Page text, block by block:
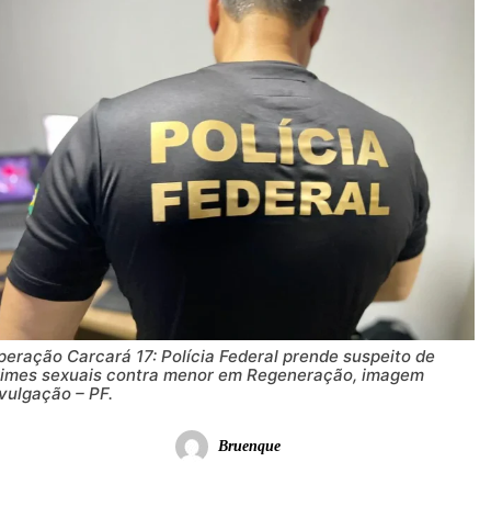
Carcará 17: Polícia Federal prende suspeito de
sexuais contra menor em Regeneração, imagem
– PF.
Bruenque